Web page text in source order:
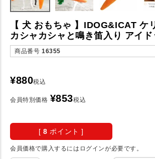
【 犬 おもちゃ 】IDOG&ICAT ケ
カシャカシャと鳴き笛入り アイド
商品番号 16355
¥880税込
会員特別価格 ¥853税込
[ 8 ポイント ]
会員価格で購入するにはログインが必要です。